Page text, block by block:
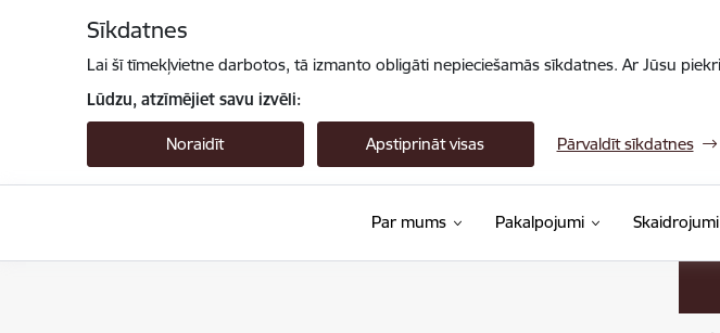
Sīkdatnes
Lai šī tīmekļvietne darbotos, tā izmanto obligāti nepieciešamās sīkdatnes. Ar Jūsu
Lūdzu, atzīmējiet savu izvēli:
Noraidīt Apstiprināt visas Pārvaldīt sīkdatnes
Par mums Pakalpojumi Skaidrojumi